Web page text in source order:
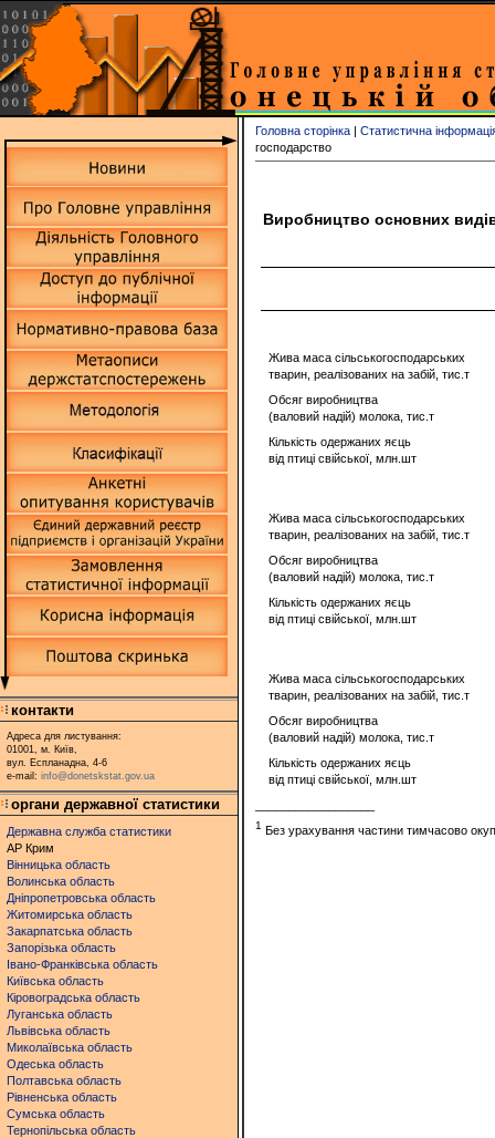
контакти
Адреса для листування:
01001, м. Київ,
вул. Еспланадна, 4-6
e-mail: info@donetskstat.gov.ua
органи державної статистики
Державна служба статистики
АР Крим
Вінницька область
Волинська область
Дніпропетровська область
Житомирська область
Закарпатська область
Запорізька область
Івано-Франківська область
Київська область
Кіровоградська область
Луганська область
Львівська область
Миколаївська область
Одеська область
Полтавська область
Рівненська область
Сумська область
Тернопільська область
Головна сторінка | Статистична
господарство
Виробництво основних видів
Жива маса сільськогосподарських
тварин, реалізованих на забій, тис.т
Обсяг виробництва
(валовий надій) молока, тис.т
Кількість одержаних яєць
від птиці свійської, млн.шт
Жива маса сільськогосподарських
тварин, реалізованих на забій, тис.т
Обсяг виробництва
(валовий надій) молока, тис.т
Кількість одержаних яєць
від птиці свійської, млн.шт
Жива маса сільськогосподарських
тварин, реалізованих на забій, тис.т
Обсяг виробництва
(валовий надій) молока, тис.т
Кількість одержаних яєць
від птиці свійської, млн.шт
1 Без урахування частини тимчасово